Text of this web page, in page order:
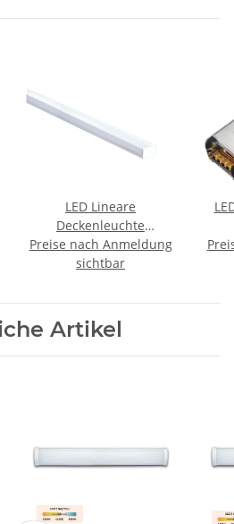
LED Lineare
Deckenleuchte
Unterbauleuchte 35W
IP20 CCT
120cm weiß
Preise nach Anmeldung
sichtbar
Artikel